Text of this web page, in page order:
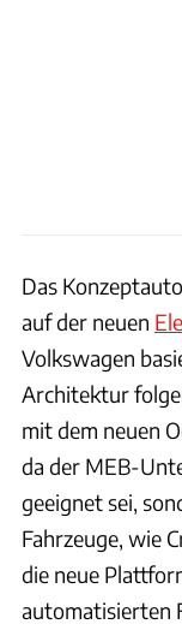
Das
auf der neuen
Volkswagen
Architektur
mit dem neuen
da der MEB-
geeignet sei,
Fahrzeuge, wie
die neue
automatisierten